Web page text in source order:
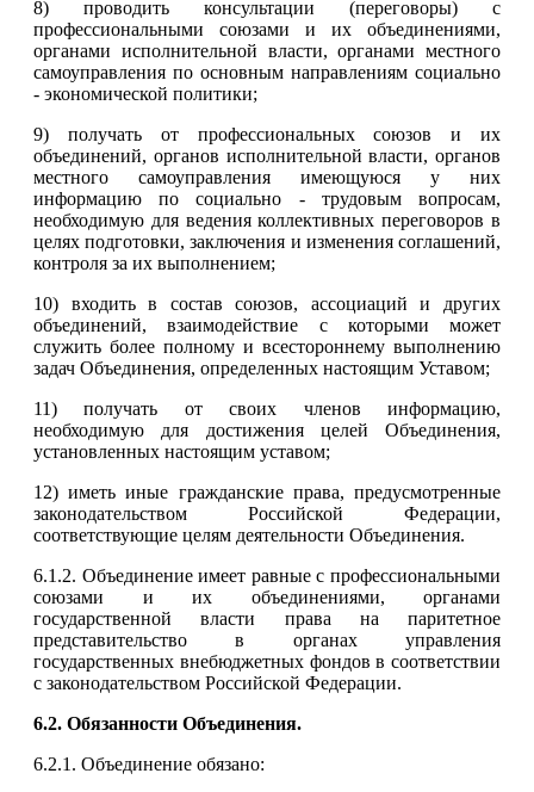
8) проводить консультации (переговоры) с
профессиональными союзами и их объединениями,
органами исполнительной власти, органами местного
самоуправления по основным направлениям социально
- экономической политики;
9) получать от профессиональных союзов и их
объединений, органов исполнительной власти, органов
местного самоуправления имеющуюся у них
информацию по социально - трудовым вопросам,
необходимую для ведения коллективных переговоров в
целях подготовки, заключения и изменения соглашений,
контроля за их выполнением;
10) входить в состав союзов, ассоциаций и других
объединений, взаимодействие с которыми может
служить более полному и всестороннему выполнению
задач Объединения, определенных настоящим Уставом;
11) получать от своих членов информацию,
необходимую для достижения целей Объединения,
установленных настоящим уставом;
12) иметь иные гражданские права, предусмотренные
законодательством Российской Федерации,
соответствующие целям деятельности Объединения.
6.1.2. Объединение имеет равные с профессиональными
союзами и их объединениями, органами
государственной власти права на паритетное
представительство в органах управления
государственных внебюджетных фондов в соответствии
с законодательством Российской Федерации.
6.2. Обязанности Объединения.
6.2.1. Объединение обязано: